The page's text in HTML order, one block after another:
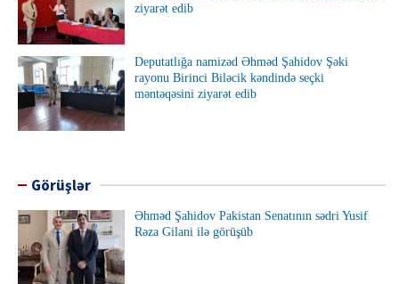
ziyarət edib
Deputatlığa namizəd Əhməd Şahidov Şəki
rayonu Birinci Biləcik kəndində seçki
məntəqəsini ziyarət edib
Görüşlər
Əhməd Şahidov Pakistan Senatının sədri Yusif
Rəza Gilani ilə görüşüb